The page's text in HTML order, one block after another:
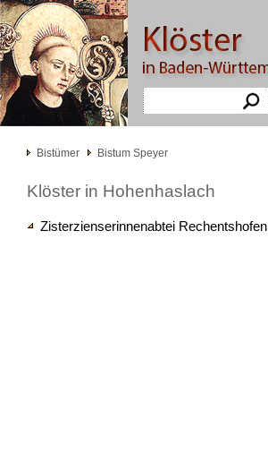
Bistümer Bistum Speyer
Klöster in Hohenhaslach
Zisterzienserinnenabtei Rechentshofen